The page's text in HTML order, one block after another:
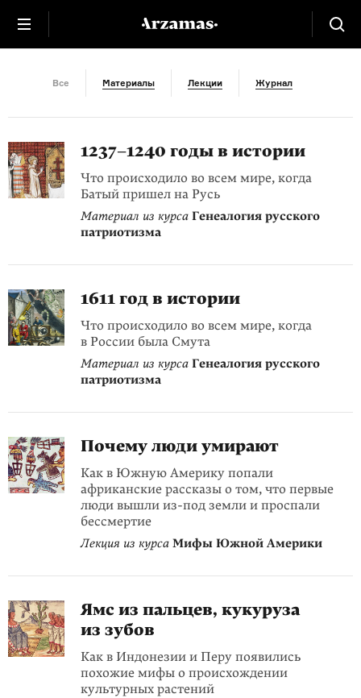
Азия
Все Материалы Лекции Журнал
1237–1240 годы в истории
Что происходило во всем мире, когда
Батый пришел на Русь
Материал из курса Генеалогия русского
патриотизма
1611 год в истории
Что происходило во всем мире, когда
в России была Смута
Материал из курса Генеалогия русского
патриотизма
Почему люди умирают
Как в Южную Америку попали
африканские рассказы о том, что первые
люди вышли из-под земли и проспали
бессмертие
Лекция из курса Мифы Южной Америки
Ямс из пальцев, кукуруза
из зубов
Как в Индонезии и Перу появились
похожие мифы о происхождении
культурных растений